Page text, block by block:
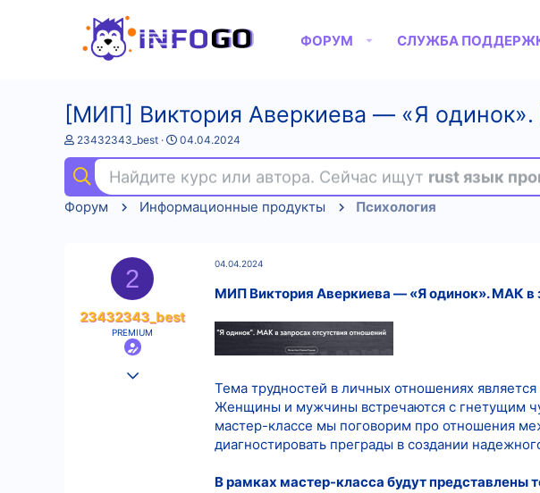
ФОРУМ СЛУЖБА
[МИП] Виктория Аверкиева ― «Я одинок».
А
т
о
р
т
23432343_best
Д
а
н
а
04.04.2024
Найдите курс или автора. Сейчас ищут rust язык
Форум
Информационные продукты Психология
2
23432343_best
PREMIUM
04.04.2024
МИП Виктория Аверкиева ― «Я одинок». МАК в
Тема трудностей в личных отношениях
Женщины и мужчины встречаются с гнетущим
мастер-классе мы поговорим про отношения
диагностировать преграды в создании
В рамках мастер-класса будут представлены